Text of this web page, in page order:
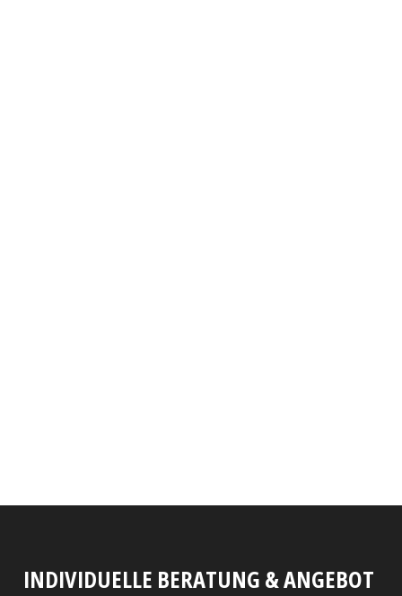
INDIVIDUELLE BERATUNG & ANGEBOT